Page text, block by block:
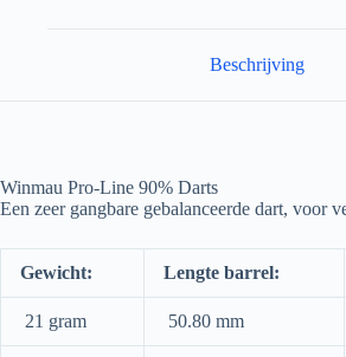
Beschrijving
Winmau Pro-Line 90% Darts
Een zeer gangbare gebalanceerde dart, voor
Gewicht: Lengte barrel:
21 gram 50.80 mm